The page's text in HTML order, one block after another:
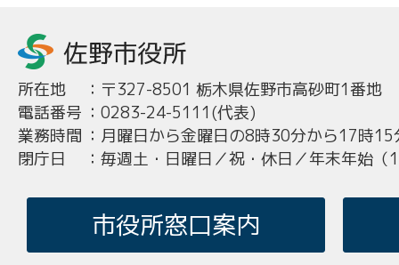
所在地 ： 〒327-8501 栃木県佐野市高砂町1番地
電話番号 ： 0283-24-5111(代表)
業務時間 ： 月曜日から金曜日の8時30分から17時15
閉庁日
： 毎週土・日曜日／祝・休日／年末年始
市役所窓口案内